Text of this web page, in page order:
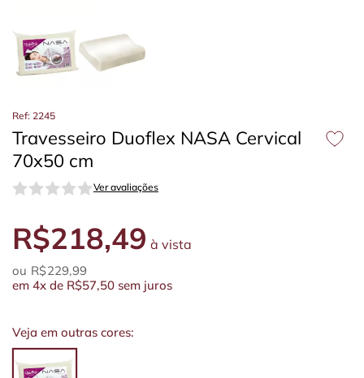
Ref: 2245
Travesseiro Duoflex NASA Cervical
70x50 cm
Ver avaliações
R$218,49 à vista
R$229,99
em 4x de R$57,50 sem juros
Veja em outras cores: